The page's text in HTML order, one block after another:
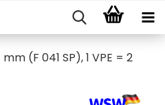
(F 041 SP), 1 VPE = 2